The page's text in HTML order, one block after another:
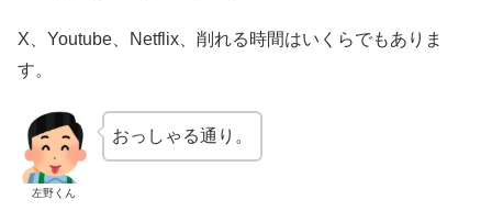
X、Youtube、Netflix、削れる時間はいくらでもありま
す。
左野くん
おっしゃる通り。